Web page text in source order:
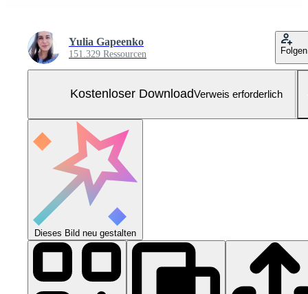
Yulia Gapeenko
151.329 Ressourcen Folgen
Kostenloser DownloadVerweis erforderlich
Dieses Bild neu gestalten